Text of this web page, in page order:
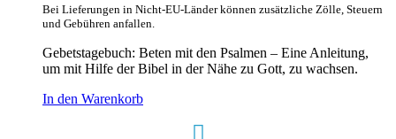
Bei Lieferungen in Nicht-EU-Länder können zusätzliche Zölle, Steuern
und Gebühren anfallen.
Gebetstagebuch: Beten mit den Psalmen – Eine Anleitung,
um mit Hilfe der Bibel in der Nähe zu Gott, zu wachsen.
In den Warenkorb